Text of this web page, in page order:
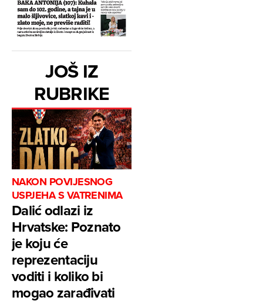
JOŠ IZ
RUBRIKE
NAKON POVIJESNOG
USPJEHA S VATRENIMA
Dalić odlazi iz
Hrvatske: Poznato
je koju će
reprezentaciju
voditi i koliko bi
mogao zarađivati